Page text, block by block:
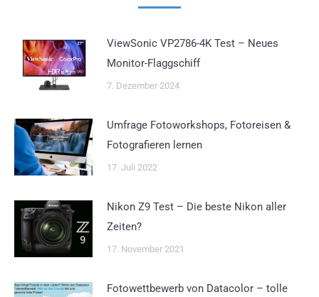
ViewSonic VP2786-4K Test – Neues
Monitor-Flaggschiff
7. Dezember 2024
Umfrage Fotoworkshops, Fotoreisen &
Fotografieren lernen
17. Juli 2022
Nikon Z9 Test – Die beste Nikon aller
Zeiten?
17. November 2021
Fotowettbewerb von Datacolor – tolle